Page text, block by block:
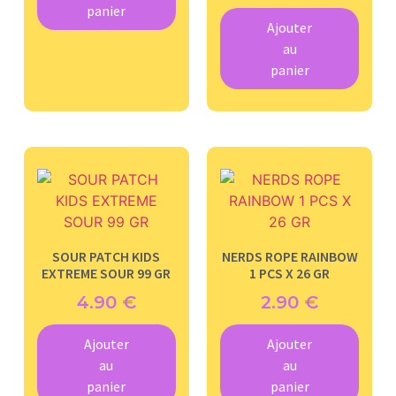
panier
Ajouter
au
panier
SOUR PATCH KIDS
EXTREME SOUR 99 GR
4.90 €
Ajouter
au
panier
NERDS ROPE RAINBOW
1 PCS X 26 GR
2.90 €
Ajouter
au
panier